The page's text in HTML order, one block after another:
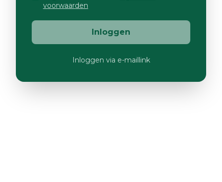
voorwaarden
Inloggen
Inloggen via e-maillink